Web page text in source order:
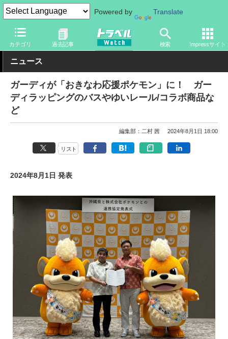
Powered by Translate
カテゴリ 過去記事 検索 Impressサイト
トラベル Watch 地域 国内旅行 沖縄
ニュース
ガーディが「おきなわ応援ポケモン」に！ ガー
ディラッピングのバスやゆいレール/コラボ商品な
ど
編集部：二村 茜 2024年8月1日 18:00
リスト
2024年8月1日 発表